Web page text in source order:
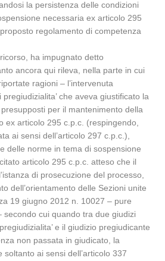
la persistenza delle condizioni
necessaria ex articolo 295
regolamento di competenza
ha impugnato detto
ancora qui rileva, nella parte in cui
ragioni – l’intervenuta
che aveva giustificato la
per il mantenimento della
ex articolo 295 c.p.c. (respingendo,
ai sensi dell’articolo 297 c.p.c.),
delle norme in tema di sospensione
articolo 295 c.p.c. atteso che il
di prosecuzione del processo,
dell’orientamento delle Sezioni unite
19 giugno 2012 n. 10027 – pure
secondo cui quando tra due giudizi
e il giudizio pregiudicante
non passata in giudicato, la
soltanto ai sensi dell’articolo 337